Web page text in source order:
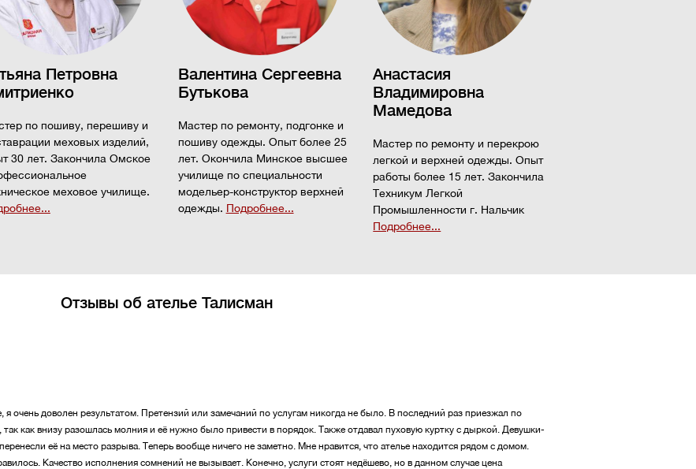
Петровна
по пошиву, перешиву и
меховых изделий,
30 лет. Закончила Омское
меховое училище.
Валентина Сергеевна
Бутькова
Мастер по ремонту, подгонке и
пошиву одежды. Опыт более 25
лет. Окончила Минское высшее
училище по специальности
модельер-конструктор верхней
одежды. Подробнее...
Анастасия
Владимировна
Мамедова
Мастер по ремонту и перекрою
легкой и верхней одежды. Опыт
работы более 15 лет. Закончила
Техникум Легкой
Промышленности г. Нальчик
Подробнее...
Отзывы об ателье Талисман
я очень доволен результатом. Претензий или замечаний по услугам никогда не было. В последний раз приезжал по
как внизу разошлась молния и её нужно было привести в порядок. Также отдавал пуховую куртку с дыркой. Девушки-
её на место разрыва. Теперь вообще ничего не заметно. Мне нравится, что ателье находится рядом с домом.
Качество исполнения сомнений не вызывает. Конечно, услуги стоят недёшево, но в данном случае цена